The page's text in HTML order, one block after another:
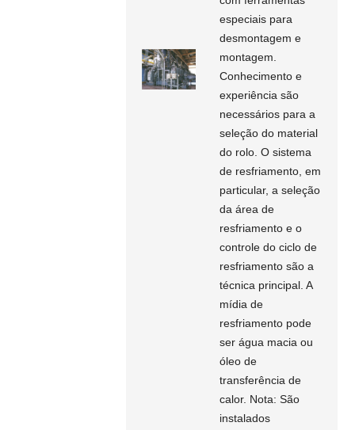
especiais para
desmontagem e
montagem.
Conhecimento e
experiência são
necessários para a
seleção do material
do rolo. O sistema
de resfriamento, em
particular, a seleção
da área de
resfriamento e o
controle do ciclo de
resfriamento são a
técnica principal. A
mídia de
resfriamento pode
ser água macia ou
óleo de
transferência de
calor. Nota: São
instalados